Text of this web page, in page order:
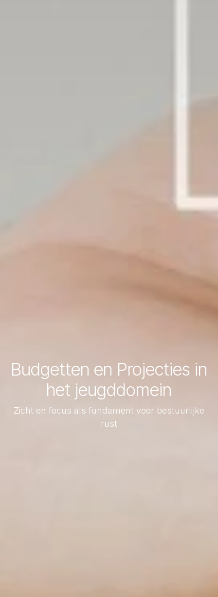
Budgetten en Projecties in
het jeugddomein
Zicht en focus als fundament voor bestuurlijke
rust